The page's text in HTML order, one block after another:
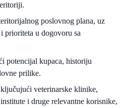
poslovnog plana, uz
prioriteta u dogovoru sa
potencijal kupaca, historiju
prilike.
veterinarske klinike,
i druge relevantne korisnike,